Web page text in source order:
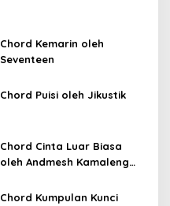
Chord Kemarin oleh
Seventeen
Chord Puisi oleh Jikustik
Chord Cinta Luar Biasa
oleh Andmesh Kamaleng
SKA)
Chord Kumpulan Kunci